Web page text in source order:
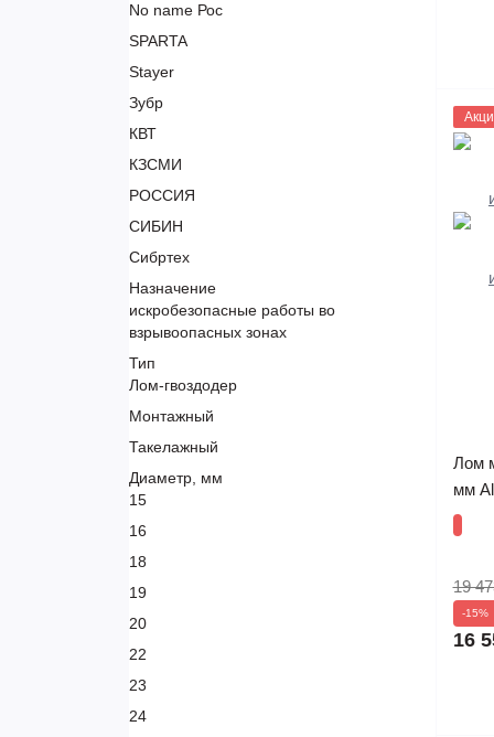
No name Рос
SPARTA
Stayer
Зубр
КВТ
КЗСМИ
РОССИЯ
СИБИН
Сибртех
Назначение
искробезопасные работы во
взрывоопасных зонах
Тип
Лом-гвоздодер
Монтажный
Такелажный
Диаметр, мм
15
16
18
19
20
22
23
24
Лом
мм
19
-15%
16